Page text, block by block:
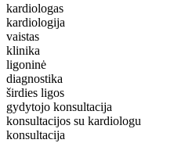
kardiologas
kardiologija
vaistas
klinika
ligoninė
diagnostika
širdies ligos
gydytojo konsultacija
konsultacijos su kardiologu
konsultacija